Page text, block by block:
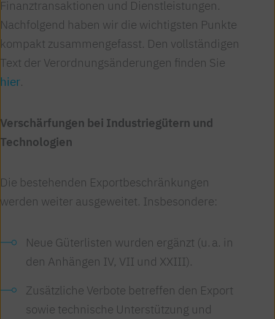
Finanztransaktionen und Dienstleistungen.
Nachfolgend haben wir die wichtigsten Punkte
kompakt zusammengefasst. Den vollständigen
Text der Verordnungsänderungen finden Sie
hier.
Verschärfungen bei Industriegütern und
Technologien
Die bestehenden Exportbeschränkungen
werden weiter ausgeweitet. Insbesondere:
Neue Güterlisten wurden ergänzt (u. a. in
den Anhängen IV, VII und XXIII).
Zusätzliche Verbote betreffen den Export
sowie technische Unterstützung und